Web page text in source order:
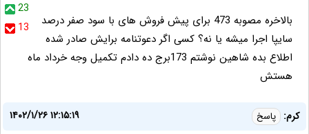
23
13
بالاخره مصوبه 473 برای پیش فروش های با سود صفر درصد
سایپا اجرا میشه یا نه؟ کسی اگر دعوتنامه برایش صادر شده
اطلاع بده شاهین نوشتم 173برج ده دادم تکمیل وجه خرداد ماه
هستش
کرم: پاسخ
۱۴۰۲/۱/۲۶ ۱۲:۱۵:۱۹